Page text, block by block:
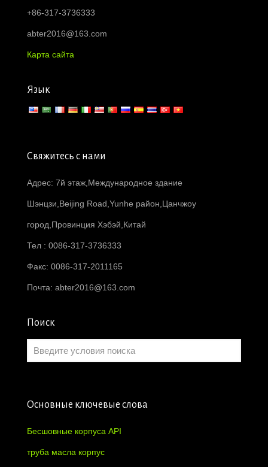
+86-317-3736333
abter2016@163.com
Карта сайта
Язык
Свяжитесь с нами
Адрес: 7й этаж,Международное здание
Шэнцзи,Beijing Road,Yunhe район,Цанчжоу
город,Провинция Хэбэй,Китай
Тел : 0086-317-3736333
Факс: 0086-317-2011165
Почта: abter2016@163.com
Поиск
Основные ключевые слова
Бесшовные корпуса API
труба масла корпус